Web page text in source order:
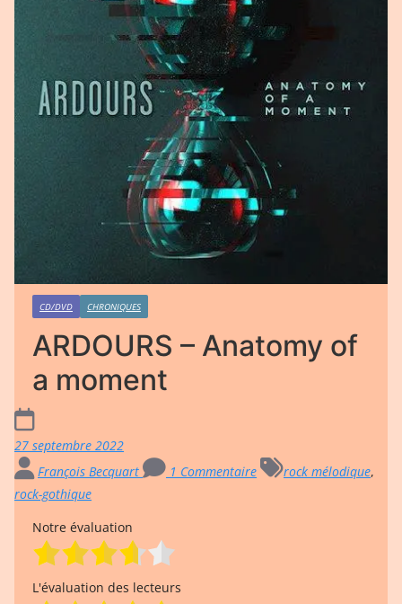
CD/DVD CHRONIQUES
ARDOURS – Anatomy of
a moment
27 septembre 2022
François Becquart
1 Commentaire rock mélodique,
rock-gothique
Notre évaluation
L'évaluation des lecteurs